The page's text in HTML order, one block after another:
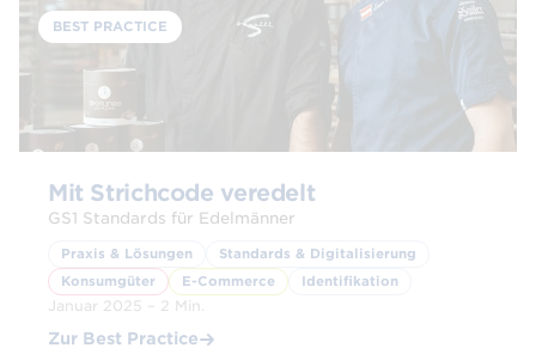
BEST PRACTICE
Marco Baccili und Simon Sailer, die Gründer des
Vertrieb ihrer Produkte im Einzelhandel. ©
Edelmänner GmbH
Mit Strichcode veredelt
GS1 Standards für Edelmänner
Praxis & Lösungen
Standards & Digitalisierung
Konsumgüter
E-Commerce Identifikation
Januar 2025 – 2 Min.
Zur Best Practice